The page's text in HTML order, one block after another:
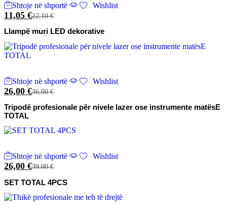
Shtoje në shportë Wishlist
11,05 €22,10€
Llampë muri LED dekorative
Shtoje në shportë Wishlist
26,00 €36,00€
Tripodë profesionale për nivele lazer ose instrumente matësE
TOTAL
Shtoje në shportë Wishlist
26,00 €39,00€
SET TOTAL 4PCS